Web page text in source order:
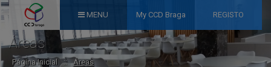
MENU My CCD Braga REGISTO
Áreas
Página Inicial :: Áreas